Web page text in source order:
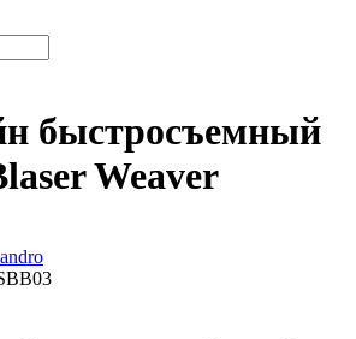
быстросъемный
Weaver